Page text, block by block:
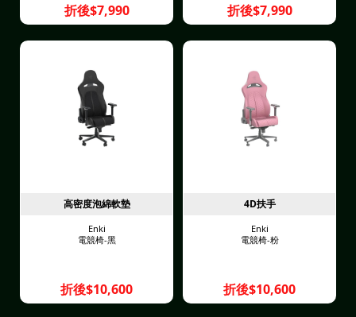
折後$7,990 折後$7,990
高密度泡綿軟墊
Enki
電競椅-黑
折後$10,600
4D扶手
Enki
電競椅-粉
折後$10,600